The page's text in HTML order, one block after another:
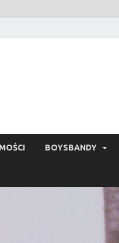
BOYSBANDY